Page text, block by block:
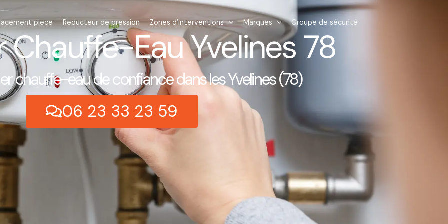
piece Reducteur de pression Zones d’interventions Marques Groupe de sécurité
Chauffe-Eau Yvelines 78
chauffe-eau de confiance dans les Yvelines (78)
06 23 33 23 59